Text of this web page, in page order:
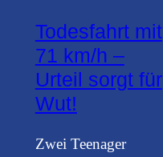
Todesfahrt mit
71 km/h –
Urteil sorgt für
Wut!
Zwei Teenager